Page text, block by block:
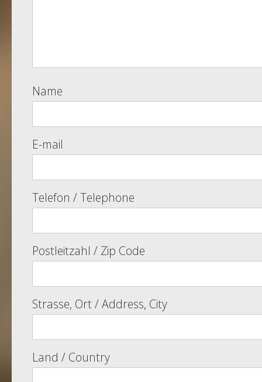
Name
E-mail
Telefon / Telephone
Postleitzahl / Zip Code
Strasse, Ort / Address, City
Land / Country